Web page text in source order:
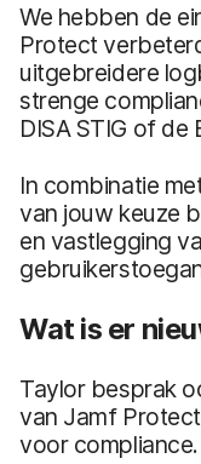
We hebben de
Protect
uitgebreidere
strenge
DISA STIG of de
In combinatie
van jouw keuze
en vastlegging
Wat is er
Taylor besprak
van Jamf
voor compliance.